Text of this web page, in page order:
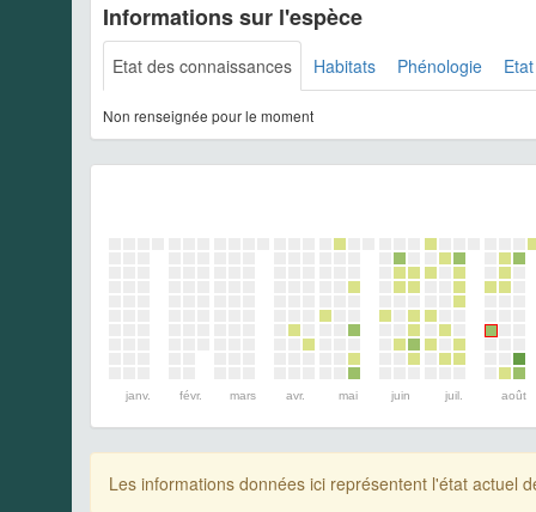
Informations sur l'espèce
Etat des connaissances Habitats Phénologie
Non renseignée pour le moment
janv. févr. mars avr. mai juin juil. août
Les informations données ici représentent l'état actuel